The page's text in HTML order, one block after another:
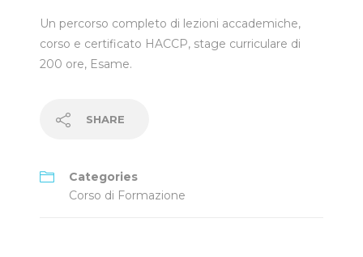
Un percorso completo di lezioni accademiche,
corso e certificato HACCP, stage curriculare di
200 ore, Esame.
SHARE
Categories
Corso di Formazione